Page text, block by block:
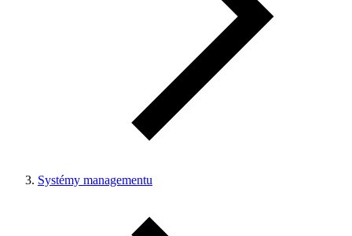
Systémy managementu